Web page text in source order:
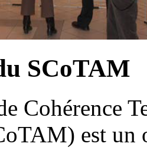
SCoTAM
Cohérence
est